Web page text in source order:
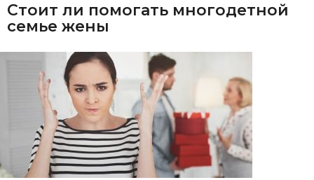
Стоит ли помогать многодетной
семье жены